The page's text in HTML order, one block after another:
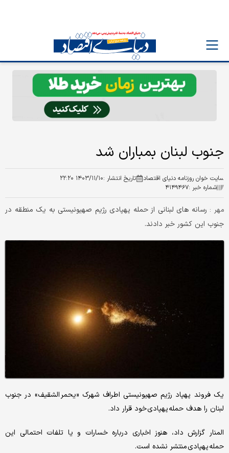
جنوب لبنان بمباران شد
سایت خوان روزنامه دنیای اقتصاد تاریخ انتشار :۱۴۰۳/۱۱/۱۰ ۲۲:۲۰
شماره خبر :۴۱۴۹۴۶۷
مهر : رسانه های لبنانی از حمله پهپادی رژیم صهیونیستی به یک منطقه در
جنوب این کشور خبر دادند.
یک فروند پهپاد رژیم صهیونیستی اطراف شهرک «یحمر الشقیف» در جنوب
لبنان را هدف حمله پهپادی خود قرار داد.
المنار گزارش داد، هنوز اخباری درباره خسارات و یا تلفات احتمالی این
حمله پهپادی منتشر نشده است.